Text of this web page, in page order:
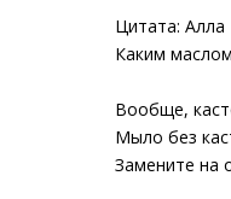
Цитата: Алла
Каким
Вообще,
Мыло без
Замените на